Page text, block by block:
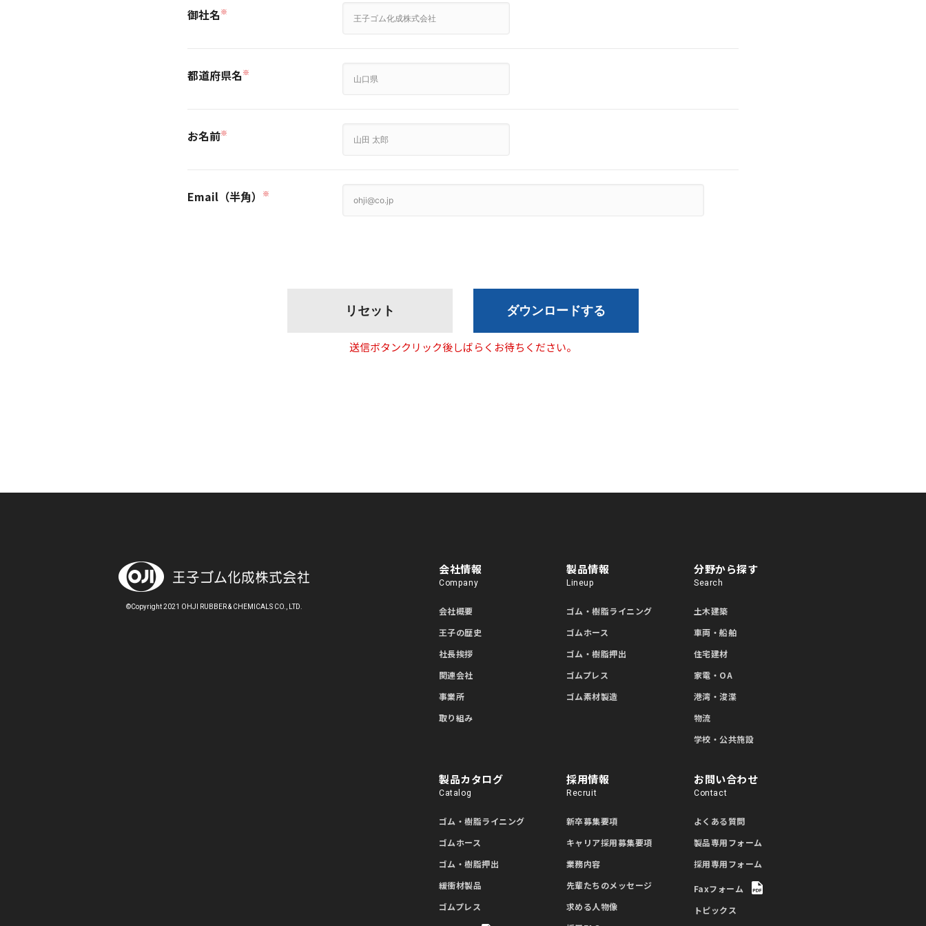
御社名※
都道府県名※
お名前※
Email（半角） ※
送信ボタンクリック後しばらくお待ちください。
©Copyright 2021 OHJI RUBBER & CHEMICALS CO., LTD.
会社情報
Company
会社概要
王子の歴史
社長挨拶
関連会社
事業所
取り組み
製品情報
Lineup
ゴム・樹脂ライニング
ゴムホース
ゴム・樹脂押出
ゴムプレス
ゴム素材製造
分野から探す
Search
土木建築
車両・船舶
住宅建材
家電・OA
港湾・浚渫
物流
学校・公共施設
製品カタログ
Catalog
ゴム・樹脂ライニング
ゴムホース
ゴム・樹脂押出
緩衝材製品
ゴムプレス
採用情報
Recruit
新卒募集要項
キャリア採用募集要項
業務内容
先輩たちのメッセージ
求める人物像
お問い合わせ
Contact
よくある質問
製品専用フォーム
採用専用フォーム
Faxフォーム
トピックス